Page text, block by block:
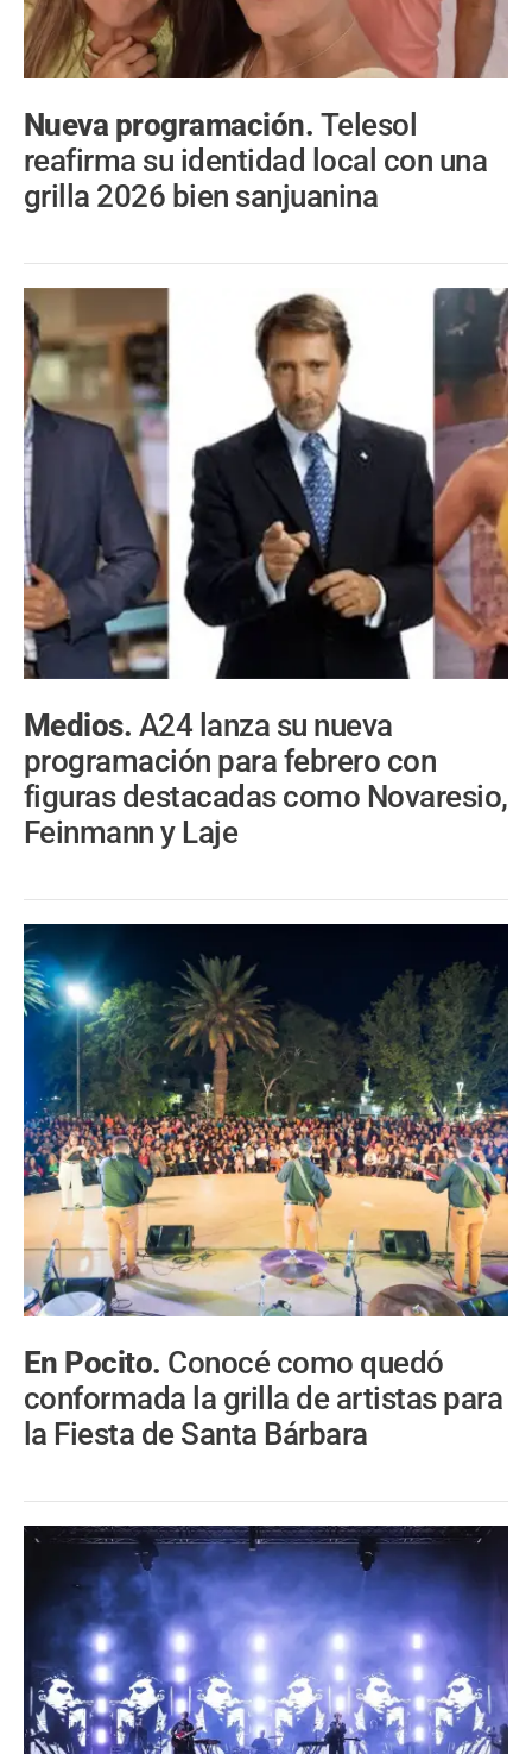
Nueva programación. Telesol
reafirma su identidad local con una
grilla 2026 bien sanjuanina
Medios. A24 lanza su nueva
programación para febrero con
figuras destacadas como Novaresio,
Feinmann y Laje
En Pocito. Conocé como quedó
conformada la grilla de artistas para
la Fiesta de Santa Bárbara